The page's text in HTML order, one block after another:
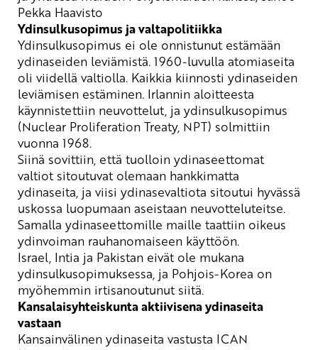
Pekka Haavisto
Ydinsulkusopimus ja valtapolitiikka
Ydinsulkusopimus ei ole onnistunut estämään
ydinaseiden leviämistä. 1960-luvulla atomiaseita
oli viidellä valtiolla. Kaikkia kiinnosti ydinaseiden
leviämisen estäminen. Irlannin aloitteesta
käynnistettiin neuvottelut, ja ydinsulkusopimus
(Nuclear Proliferation Treaty, NPT) solmittiin
vuonna 1968.
Siinä sovittiin, että tuolloin ydinaseettomat
valtiot sitoutuvat olemaan hankkimatta
ydinaseita, ja viisi ydinasevaltiota sitoutui hyvässä
uskossa luopumaan aseistaan neuvotteluteitse.
Samalla ydinaseettomille maille taattiin oikeus
ydinvoiman rauhanomaiseen käyttöön.
Israel, Intia ja Pakistan eivät ole mukana
ydinsulkusopimuksessa, ja Pohjois-Korea on
myöhemmin irtisanoutunut siitä.
Kansalaisyhteiskunta aktiivisena ydinaseita
vastaan
Kansainvälinen ydinaseita vastusta ICAN